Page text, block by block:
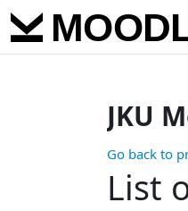
Skip to main content
JKU
Go back to
List